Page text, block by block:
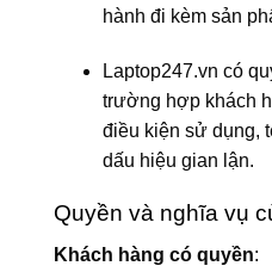
hành đi kèm sản
Laptop247.vn có
trường hợp khách
điều kiện sử dụng,
dấu hiệu gian lận.
Quyền và nghĩa vụ
Khách hàng có quyền: